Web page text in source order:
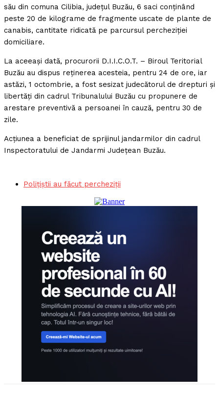
său din comuna Cilibia, județul Buzău, 6 saci conținând
peste 20 de kilograme de fragmente uscate de plante de
canabis, cantitate ridicată pe parcursul percheziției
domiciliare.
La aceeași dată, procurorii D.I.I.C.O.T. – Biroul Teritorial
Buzău au dispus reținerea acesteia, pentru 24 de ore, iar
astăzi, 1 octombrie, a fost sesizat judecătorul de drepturi și
libertăți din cadrul Tribunalului Buzău cu propunere de
arestare preventivă a persoanei în cauză, pentru 30 de
zile.
Acțiunea a beneficiat de sprijinul jandarmilor din cadrul
Inspectoratului de Jandarmi Județean Buzău.
Polițiștii au făcut percheziții